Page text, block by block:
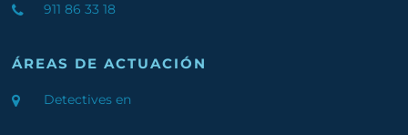
911 86 33 18
ÁREAS DE ACTUACIÓN
Detectives en